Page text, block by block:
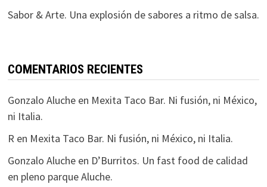
Sabor & Arte. Una explosión de sabores a ritmo de salsa.
COMENTARIOS RECIENTES
Gonzalo Alucheen Mexita Taco Bar. Ni fusión, ni México,
ni Italia.
R en Mexita Taco Bar. Ni fusión, ni México, ni Italia.
Gonzalo Alucheen D’Burritos. Un fast food de calidad
en pleno parque Aluche.